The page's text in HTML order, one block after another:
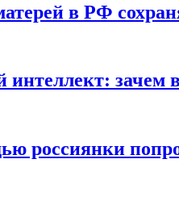
в РФ
интеллект: зачем
россиянки